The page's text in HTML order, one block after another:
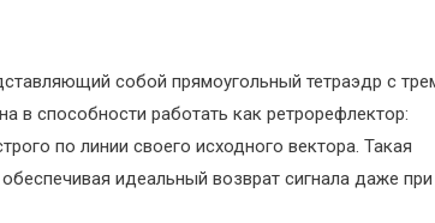
собой прямоугольный тетраэдр с
в способности работать как ретрорефлектор:
по линии своего исходного вектора. Такая
идеальный возврат сигнала даже при